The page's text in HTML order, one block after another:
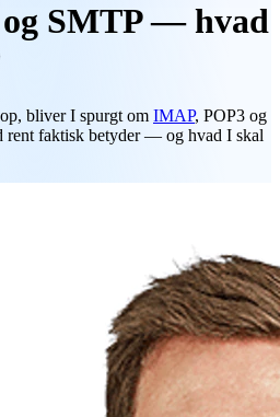
SMTP — hvad
bliver I spurgt om IMAP, POP3 og
rent faktisk betyder — og hvad I skal